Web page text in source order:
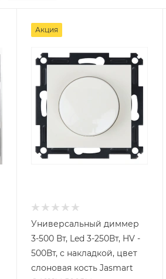
Акция
Универсальный диммер
3-500 Вт, Led 3-250Вт, HV -
500Вт, с накладкой, цвет
слоновая кость Jasmart